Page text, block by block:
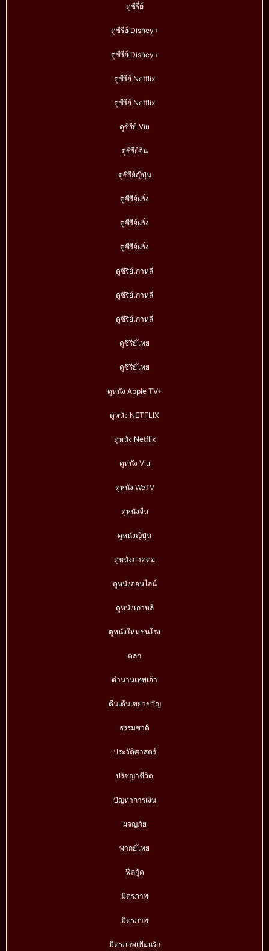
ดูซีรี่ย์
ดูซีรีย์ Disney+
ดูซีรีย์ Disney+
ดูซีรีย์ Netflix
ดูซีรีย์ Netflix
ดูซีรีย์ Viu
ดูซีรีย์จีน
ดูซีรีย์ญี่ปุ่น
ดูซีรีย์ฝรั่ง
ดูซีรีย์ฝรั่ง
ดูซีรีย์ฝรั่ง
ดูซีรีย์เกาหลี
ดูซีรีย์เกาหลี
ดูซีรีย์เกาหลี
ดูซีรีย์ไทย
ดูซีรีย์ไทย
ดูหนัง Apple TV+
ดูหนัง NETFLIX
ดูหนัง Netflix
ดูหนัง Viu
ดูหนัง WeTV
ดูหนังจีน
ดูหนังญี่ปุ่น
ดูหนังภาคต่อ
ดูหนังออนไลน์
ดูหนังเกาหลี
ดูหนังใหม่ชนโรง
ตลก
ตำนานเทพเจ้า
ตื่นเต้นเขย่าขวัญ
ธรรมชาติ
ประวัติศาสตร์
ปรัชญาชีวิต
ปัญหาการเงิน
ผจญภัย
พากย์ไทย
ฟีลกู้ด
มิตรภาพ
มิตรภาพ
มิตรภาพเพื่อนรัก